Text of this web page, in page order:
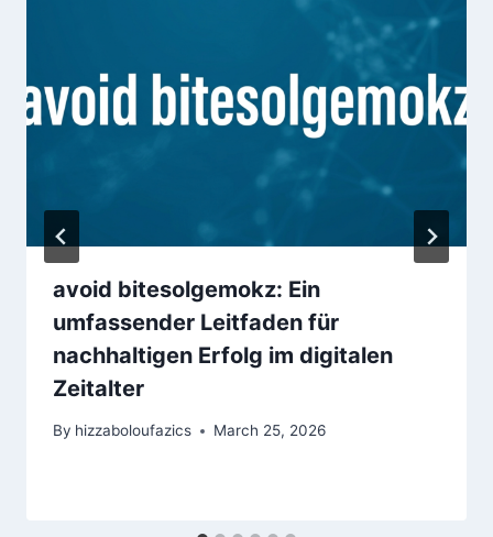
avoid bitesolgemokz: Ein
umfassender Leitfaden für
nachhaltigen Erfolg im digitalen
Zeitalter
By hizzaboloufazics March 25, 2026